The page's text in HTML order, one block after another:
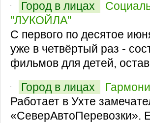
Город в лицах
"ЛУКОЙЛА"
С первого по десятое
уже в четвёртый раз -
фильмов для детей,
Город в лицах
Работает в Ухте
«СеверАвтоПеревозки».